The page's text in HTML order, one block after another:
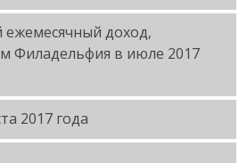
ежемесячный доход,
Филадельфия в июле 2017
2017 года